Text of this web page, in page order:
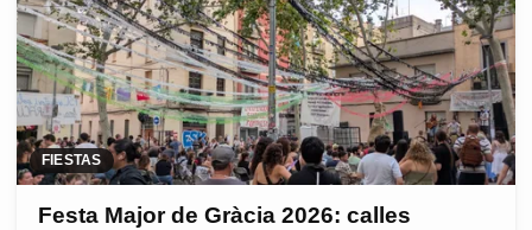
FIESTAS
Festa Major de Gràcia 2026: calles